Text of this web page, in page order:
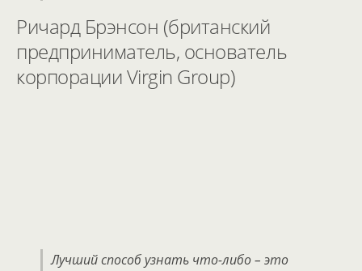
Ричард Брэнсон (британский
предприниматель, основатель
корпорации Virgin Group)
Лучший способ узнать что-либо – это